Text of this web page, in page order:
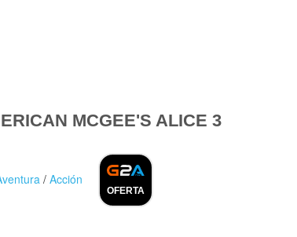
MCGEE'S ALICE 3
/ Acción
OFERTA